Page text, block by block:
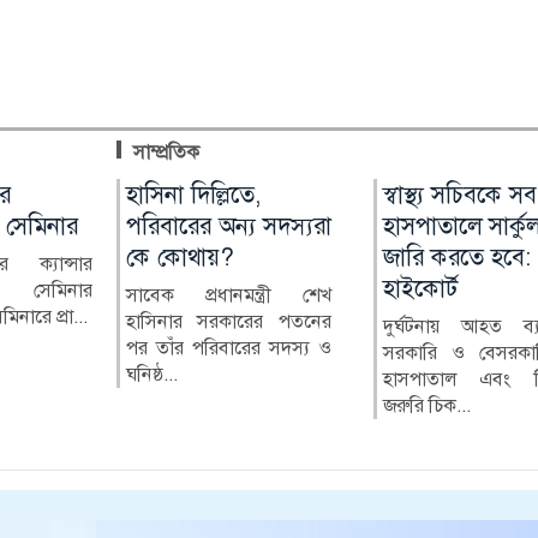
সাম্প্রতিক
ক্যান্সার
প্রা...
লাখ টাকার ফল-নাস্তা
নিয়ে সাবেক ইউএনওকে
ঘিরে প্রশ্ন
কুষ্টিয়ার মিরপুর উপজেলার
সাবেক নির্বাহী কর্মকর্তা
(ইউএনও) নাজমুল ইসলামের
বিরু...
মুন্সীগঞ্জে
বিরুদ্ধে মামলার
মানববন্ধন
মুন্সীগঞ্জ
সহ-সভাপতি
বাবুর বিরুদ্ধে দায়ের
সভাপতি
হাসিনা দিল্লিতে,
পরিবারের অন্য সদস্যরা
কে কোথায়?
সাবেক প্রধানমন্ত্রী শেখ
হাসিনার সরকারের পতনের
পর তাঁর পরিবারের সদস্য ও
ঘনিষ্ঠ...
স্বাস্থ্য সচিবকে সব
হাসপাতালে
জারি করতে হবে:
হাইকোর্ট
দুর্ঘটনায় আহত
সরকারি ও
হাসপাতাল এবং
জরুরি চিক...